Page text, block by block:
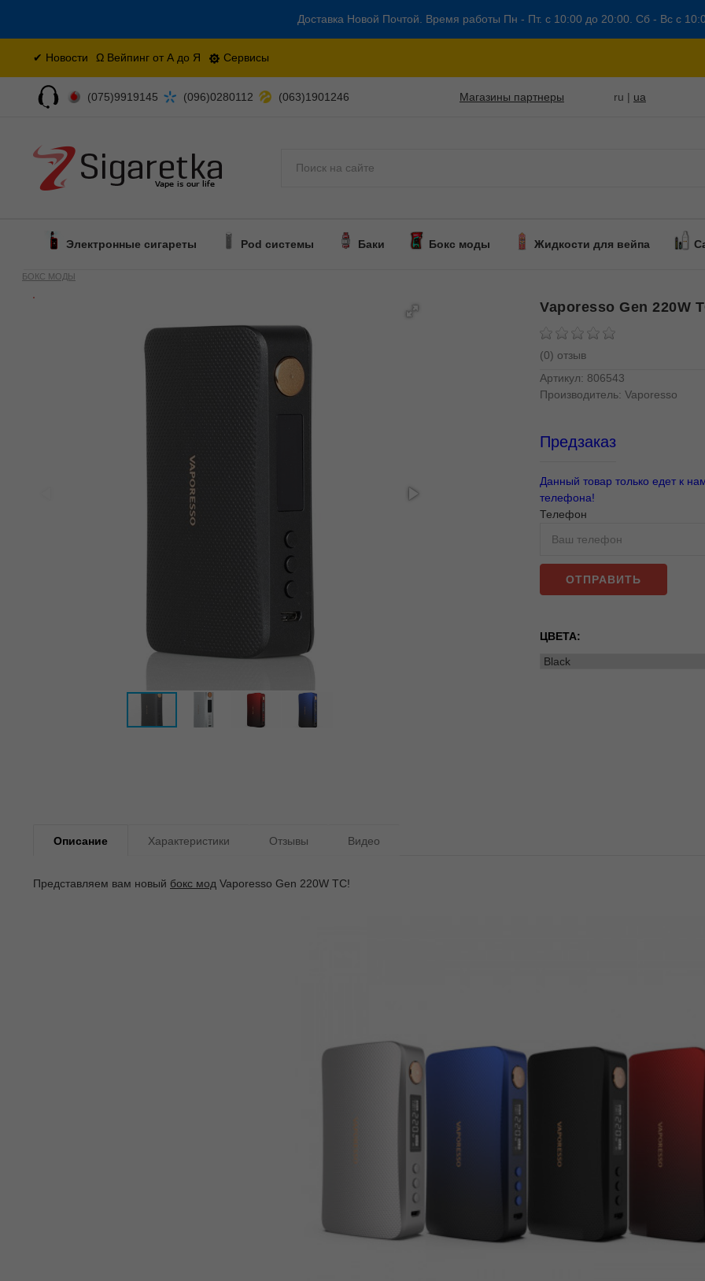
Доставка Новой Почтой. Время работы Пн - Пт. с 10:00 до 20:00. Сб - Вс с
✔ Новости Ω Вейпинг от А до Я Сервисы
(075)9919145 (096)0280112 (063)1901246 Магазины партнеры ru | ua
Электронные сигареты Pod системы Баки Бокс моды Жидкости для вейпа
БОКС МОДЫ
Vaporesso Gen 220W
(0) отзыв
Артикул: 806543
Производитель: Vaporesso
Предзаказ
Данный товар только едет к
телефона!
Телефон
ОТПРАВИТЬ
ЦВЕТА:
Описание Характеристики Отзывы Видео
Представляем вам новый бокс мод Vaporesso Gen 220W TC!